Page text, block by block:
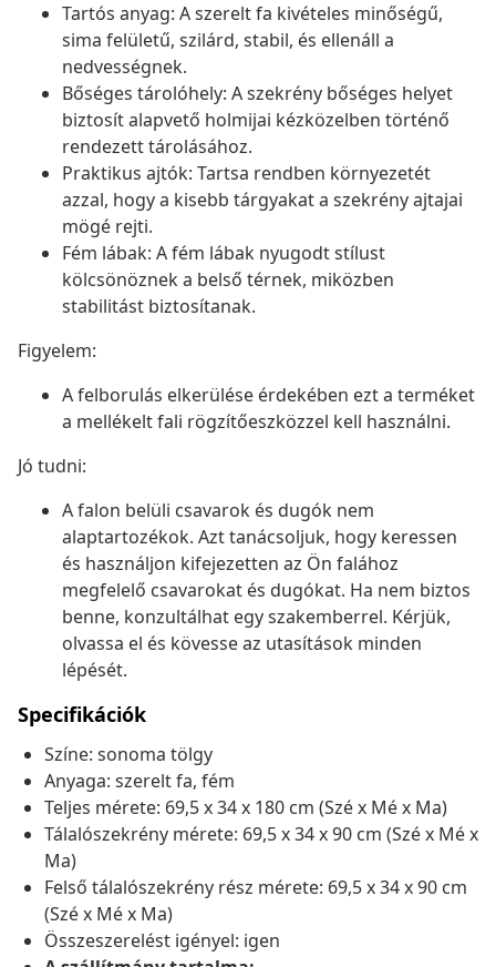
Tartós anyag: A szerelt fa kivételes minőségű,
sima felületű, szilárd, stabil, és ellenáll a
nedvességnek.
Bőséges tárolóhely: A szekrény bőséges helyet
biztosít alapvető holmijai kézközelben történő
rendezett tárolásához.
Praktikus ajtók: Tartsa rendben környezetét
azzal, hogy a kisebb tárgyakat a szekrény ajtajai
mögé rejti.
Fém lábak: A fém lábak nyugodt stílust
kölcsönöznek a belső térnek, miközben
stabilitást biztosítanak.
Figyelem:
A felborulás elkerülése érdekében ezt a terméket
a mellékelt fali rögzítőeszközzel kell használni.
Jó tudni:
A falon belüli csavarok és dugók nem
alaptartozékok. Azt tanácsoljuk, hogy keressen
és használjon kifejezetten az Ön falához
megfelelő csavarokat és dugókat. Ha nem biztos
benne, konzultálhat egy szakemberrel. Kérjük,
olvassa el és kövesse az utasítások minden
lépését.
Specifikációk
Színe: sonoma tölgy
Anyaga: szerelt fa, fém
Teljes mérete: 69,5 x 34 x 180 cm (Szé x Mé x Ma)
Tálalószekrény mérete: 69,5 x 34 x 90 cm (Szé x Mé x
Ma)
Felső tálalószekrény rész mérete: 69,5 x 34 x 90 cm
(Szé x Mé x Ma)
Összeszerelést igényel: igen